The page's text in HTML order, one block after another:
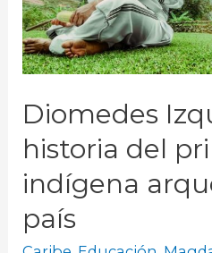
Diomedes
historia del
indígena
país